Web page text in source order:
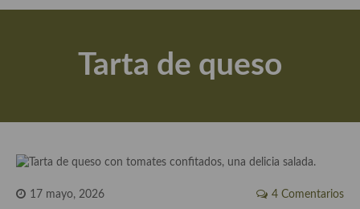
Actualidad y recomendaciones
Apuntes, estudios sobre temas interesantes e importantes
Flores en la cocina recetas
Técnicas de emplatado
Tarta de queso
17 mayo, 2026 4 Comentarios